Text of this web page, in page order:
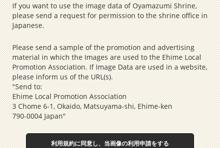
If you want to use the image data of Oyamazumi Shrine,
please send a request for permission to the shrine office in
Japanese.
Please send a sample of the promotion and advertising
material in which the Images are used to the Ehime Local
Promotion Association. If Image Data are used in a website,
please inform us of the URL(s).
"Send to:
Ehime Local Promotion Association
3 Chome 6-1, Okaido, Matsuyama-shi, Ehime-ken
790-0004 Japan"
利用規約に同意し、当画像の利用申請をする